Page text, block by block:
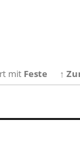
mit Feste ↑